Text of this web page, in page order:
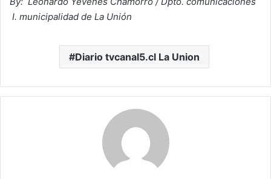
I. municipalidad de La Unión
Diario tvcanal5.cl La Union